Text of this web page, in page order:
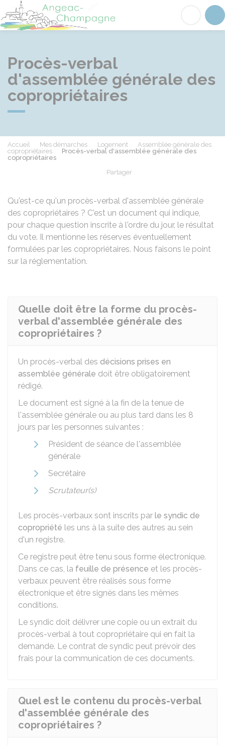
Angeac-Champagne
Procès-verbal
d'assemblée générale des
copropriétaires
Accueil Mes démarches Logement
Assemblée générale des
copropriétaires
Procès-verbal d'assemblée générale des
copropriétaires
Partager
Qu'est-ce qu'un procès-verbal d'assemblée générale
des copropriétaires ? C'est un document qui indique,
pour chaque question inscrite à l'ordre du jour, le résultat
du vote. Il mentionne les réserves éventuellement
formulées par les copropriétaires. Nous faisons le point
sur la réglementation.
Quelle doit être la forme du procès-
verbal d'assemblée générale des
copropriétaires ?
Un procès-verbal des décisions prises en
assemblée générale doit être obligatoirement
rédigé.
Le document est signé à la fin de la tenue de
l'assemblée générale ou au plus tard dans les 8
jours par les personnes suivantes :
Président de séance de l'assemblée
générale
Secrétaire
Scrutateur(s)
Les procès-verbaux sont inscrits par le syndic de
copropriété les uns à la suite des autres au sein
d'un registre.
Ce registre peut être tenu sous forme électronique.
Dans ce cas, la feuille de présence et les procès-
verbaux peuvent être réalisés sous forme
électronique et être signés dans les mêmes
conditions.
Le syndic doit délivrer une copie ou un extrait du
procès-verbal à tout copropriétaire qui en fait la
demande. Le contrat de syndic peut prévoir des
frais pour la communication de ces documents.
Quel est le contenu du procès-verbal
d'assemblée générale des
copropriétaires ?